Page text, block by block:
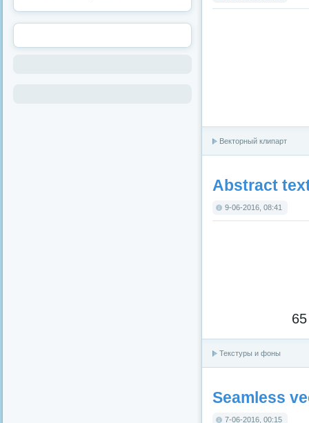
Векторный клипарт
Abstract
9-06-2016, 08:41
Текстуры и фоны
Seamless
7-06-2016, 00:15